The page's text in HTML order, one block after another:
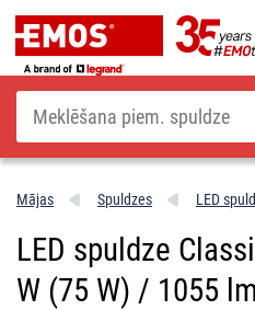
Meklēšana
Mājas Spuldzes LED
LED spuldze
W (75 W) / 1055